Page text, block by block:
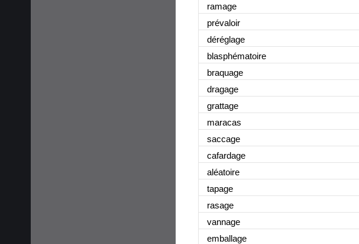
ramage
prévaloir
déréglage
blasphématoire
braquage
dragage
grattage
maracas
saccage
cafardage
aléatoire
tapage
rasage
vannage
emballage